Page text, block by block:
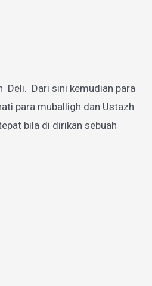
Deli. Dari sini kemudian para
para muballigh dan Ustazh
bila di dirikan sebuah